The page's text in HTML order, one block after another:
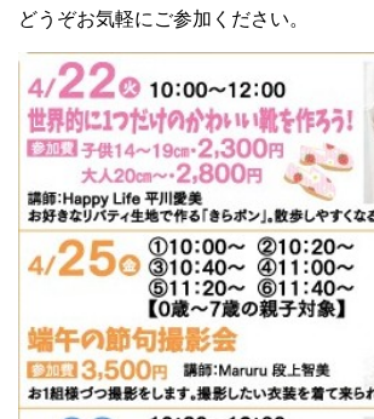
どうぞお気軽にご参加ください。